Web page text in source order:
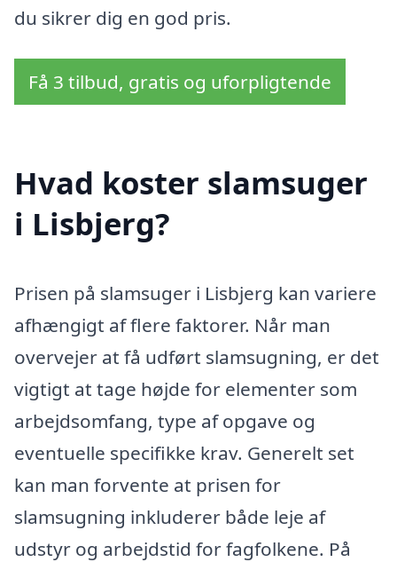
du sikrer dig en god pris.
Få 3 tilbud, gratis og uforpligtende
Hvad koster slamsuger
i Lisbjerg?
Prisen på slamsuger i Lisbjerg kan variere
afhængigt af flere faktorer. Når man
overvejer at få udført slamsugning, er det
vigtigt at tage højde for elementer som
arbejdsomfang, type af opgave og
eventuelle specifikke krav. Generelt set
kan man forvente at prisen for
slamsugning inkluderer både leje af
udstyr og arbejdstid for fagfolkene. På